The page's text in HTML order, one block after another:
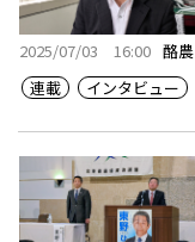
2025/07/03 16:00 酪農
連載
インタビュー